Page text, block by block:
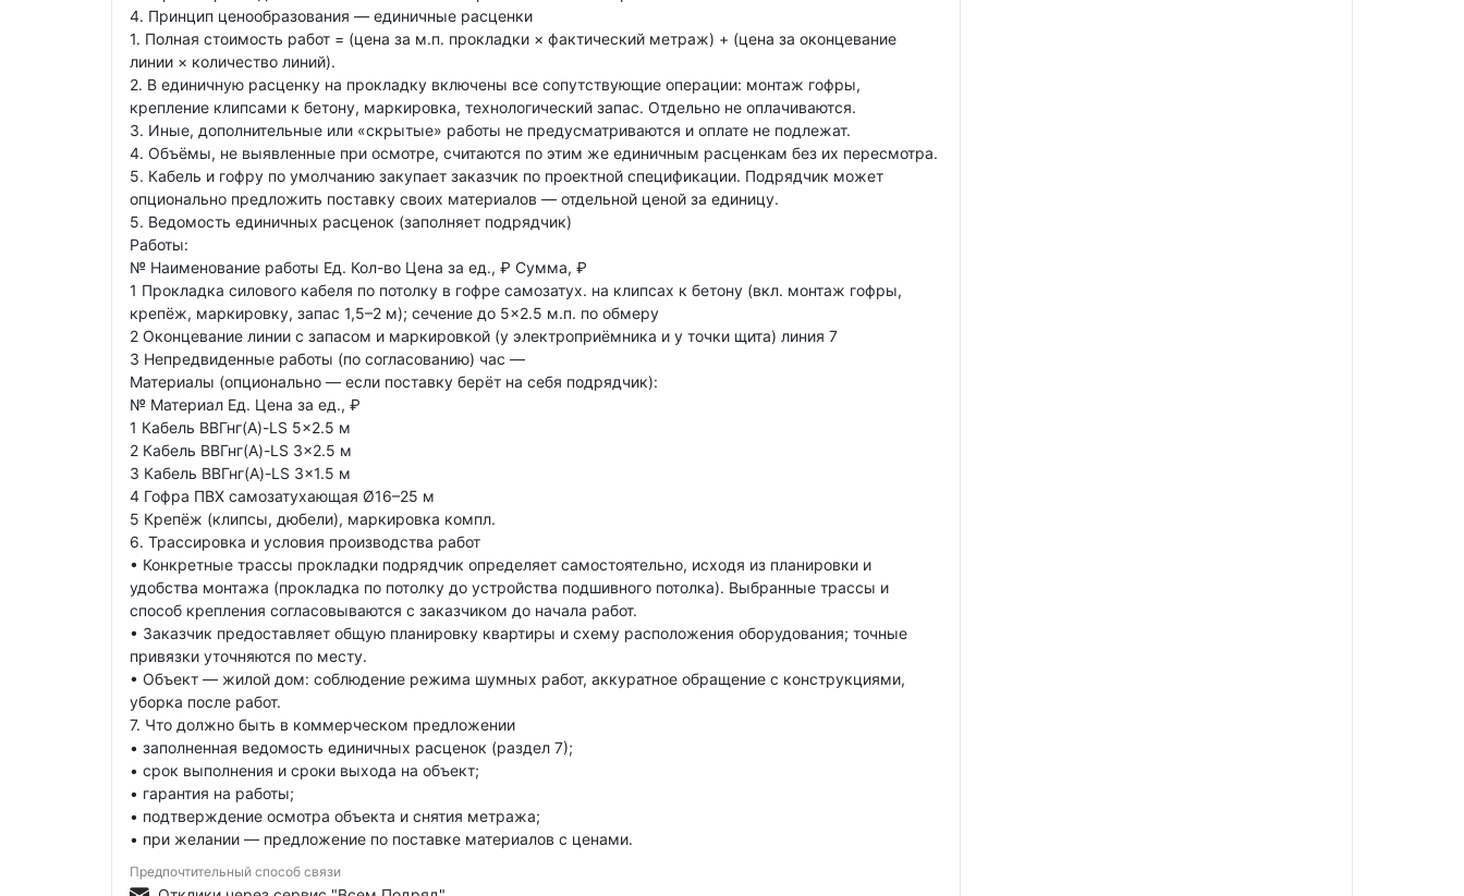
4. Принцип ценообразования — единичные расценки
1. Полная стоимость работ = (цена за м.п. прокладки × фактический метраж) + (цена за оконцевание
линии × количество линий).
2. В единичную расценку на прокладку включены все сопутствующие операции: монтаж гофры,
крепление клипсами к бетону, маркировка, технологический запас. Отдельно не оплачиваются.
3. Иные, дополнительные или «скрытые» работы не предусматриваются и оплате не подлежат.
4. Объёмы, не выявленные при осмотре, считаются по этим же единичным расценкам без их пересмотра.
5. Кабель и гофру по умолчанию закупает заказчик по проектной спецификации. Подрядчик может
опционально предложить поставку своих материалов — отдельной ценой за единицу.
5. Ведомость единичных расценок (заполняет подрядчик)
Работы:
№ Наименование работы Ед. Кол-во Цена за ед., ₽ Сумма, ₽
1 Прокладка силового кабеля по потолку в гофре самозатух. на клипсах к бетону (вкл. монтаж гофры,
крепёж, маркировку, запас 1,5–2 м); сечение до 5×2.5 м.п. по обмеру
2 Оконцевание линии с запасом и маркировкой (у электроприёмника и у точки щита) линия 7
3 Непредвиденные работы (по согласованию) час —
Материалы (опционально — если поставку берёт на себя подрядчик):
№ Материал Ед. Цена за ед., ₽
1 Кабель ВВГнг(А)-LS 5×2.5 м
2 Кабель ВВГнг(А)-LS 3×2.5 м
3 Кабель ВВГнг(А)-LS 3×1.5 м
4 Гофра ПВХ самозатухающая Ø16–25 м
5 Крепёж (клипсы, дюбели), маркировка компл.
6. Трассировка и условия производства работ
• Конкретные трассы прокладки подрядчик определяет самостоятельно, исходя из планировки и
удобства монтажа (прокладка по потолку до устройства подшивного потолка). Выбранные трассы и
способ крепления согласовываются с заказчиком до начала работ.
• Заказчик предоставляет общую планировку квартиры и схему расположения оборудования; точные
привязки уточняются по месту.
• Объект — жилой дом: соблюдение режима шумных работ, аккуратное обращение с конструкциями,
уборка после работ.
7. Что должно быть в коммерческом предложении
• заполненная ведомость единичных расценок (раздел 7);
• срок выполнения и сроки выхода на объект;
• гарантия на работы;
• подтверждение осмотра объекта и снятия метража;
• при желании — предложение по поставке материалов с ценами.
Предпочтительный способ связи